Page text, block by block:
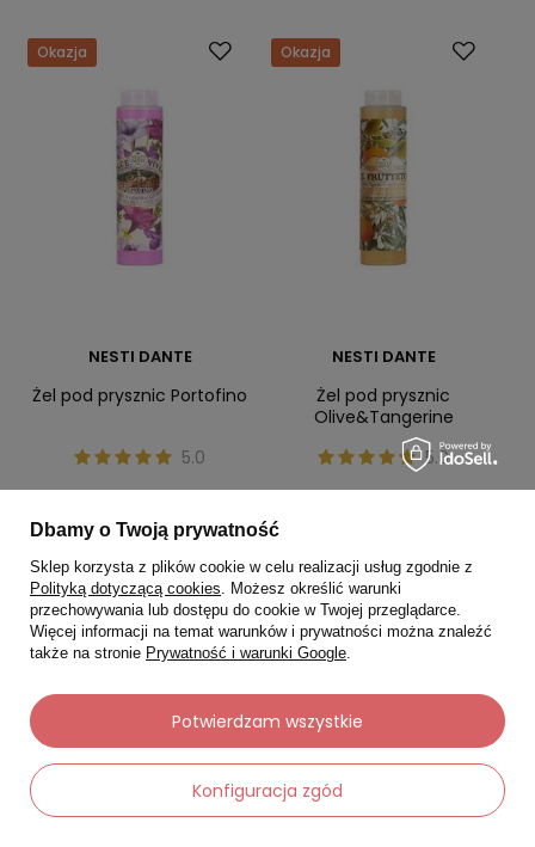
Okazja
NESTI DANTE
Żel pod prysznic Portofino
5.0
Najniższa cena:30,08 zł
- +
Do koszyka
Okazja
NESTI DANTE
Żel pod prysznic
Olive&Tangerine
5.0
-
Okazja Okazja
Dbamy o Twoją prywatność
Sklep korzysta z plików cookie w celu realizacji usług zgodnie z
Polityką dotyczącą cookies. Możesz określić warunki
przechowywania lub dostępu do cookie w Twojej przeglądarce.
Więcej informacji na temat warunków i prywatności można znaleźć
także na stronie Prywatność i warunki Google.
Konfiguracja zgód
Potwierdzam wszystkie